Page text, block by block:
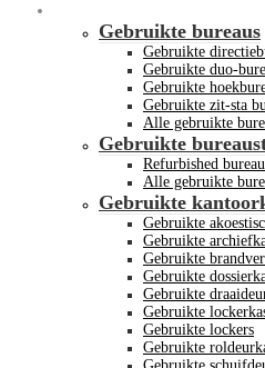
Gebruikte bureaus
Gebruikte
Gebruikte duo-
Gebruikte
Gebruikte zit-sta
Alle gebruikte
Gebruikte
Refurbished
Alle gebruikte
Gebruikte
Gebruikte
Gebruikte
Gebruikte
Gebruikte
Gebruikte
Gebruikte
Gebruikte lockers
Gebruikte